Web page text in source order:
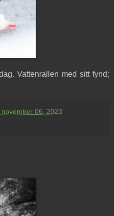
Vattenrallen med sitt fynd;
06, 2023